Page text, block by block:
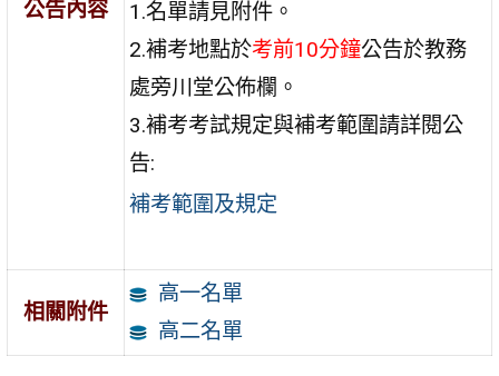
公告內容
1.名單請見附件。
2.補考地點於考前10分鐘公告於教務
處旁川堂公佈欄。
3.補考考試規定與補考範圍請詳閱公
告:
補考範圍及規定
相關附件
高一名單
高二名單